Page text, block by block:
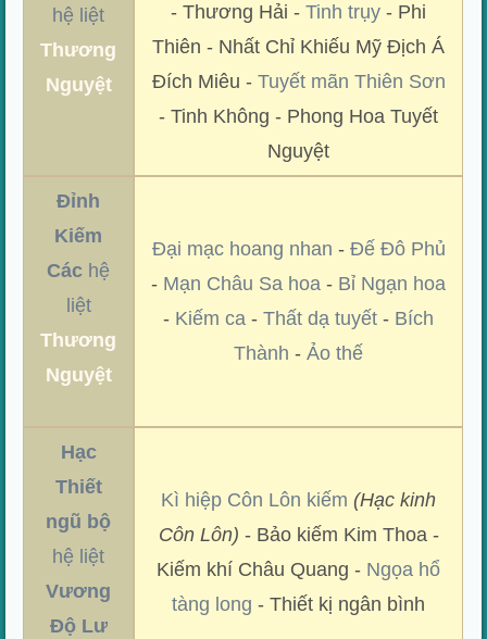
hệ liệt
Thương
Nguyệt
- Thương Hải -Tinh trụy - Phi
Thiên - Nhất Chỉ Khiếu Mỹ Địch Á
Đích Miêu - Tuyết mãn Thiên Sơn
- Tinh Không - Phong Hoa Tuyết
Nguyệt
Đỉnh
Kiếm
Các hệ
liệt
Thương
Nguyệt
Đại mạc hoang nhan - Đế Đô Phủ
- Mạn Châu Sa hoa - Bỉ Ngạn hoa
- Kiếm ca -Thất dạ tuyết - Bích
Thành -Ảo thế
Hạc
Thiết
ngũ bộ
hệ liệt
Vương
Độ Lư
Kì hiệp Côn Lôn kiếm (Hạc kinh
Côn Lôn) - Bảo kiếm Kim Thoa -
Kiếm khí Châu Quang - Ngọa hổ
tàng long - Thiết kị ngân bình